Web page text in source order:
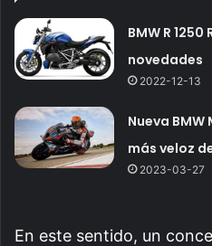
BMW R
novedades
2022-12-13
Nueva BMW
más veloz
2023-03-27
En este sentido, un